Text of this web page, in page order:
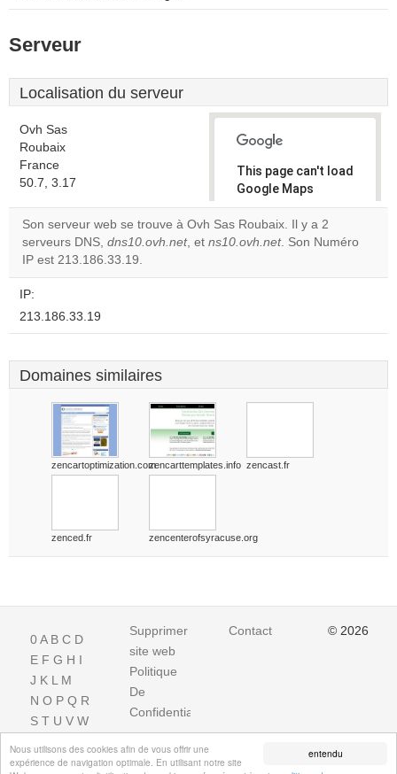
entendu
Nous utilisons des cookies afin de vous offrir une
expérience de navigation optimale. En utilisant notre site
Serveur
Localisation du serveur
Ovh Sas
Roubaix
France
50.7, 3.17
This page can't load
Google Maps
correctly.
Do you
Son serveur web se trouve à Ovh Sas Roubaix. Il y a 2
serveurs DNS, dns10.ovh.net, et ns10.ovh.net. Son Numéro
IP est 213.186.33.19.
IP:
213.186.33.19
Domaines similaires
zencartoptimization.comzencarttemplates.info zencast.fr
zenced.fr zencenterofsyracuse.org
0A B C D
E F G H I
J K L M
N O P Q R
S T U V W
Supprimer
site web
Politique
De
Confidentialite
Contact © 2026